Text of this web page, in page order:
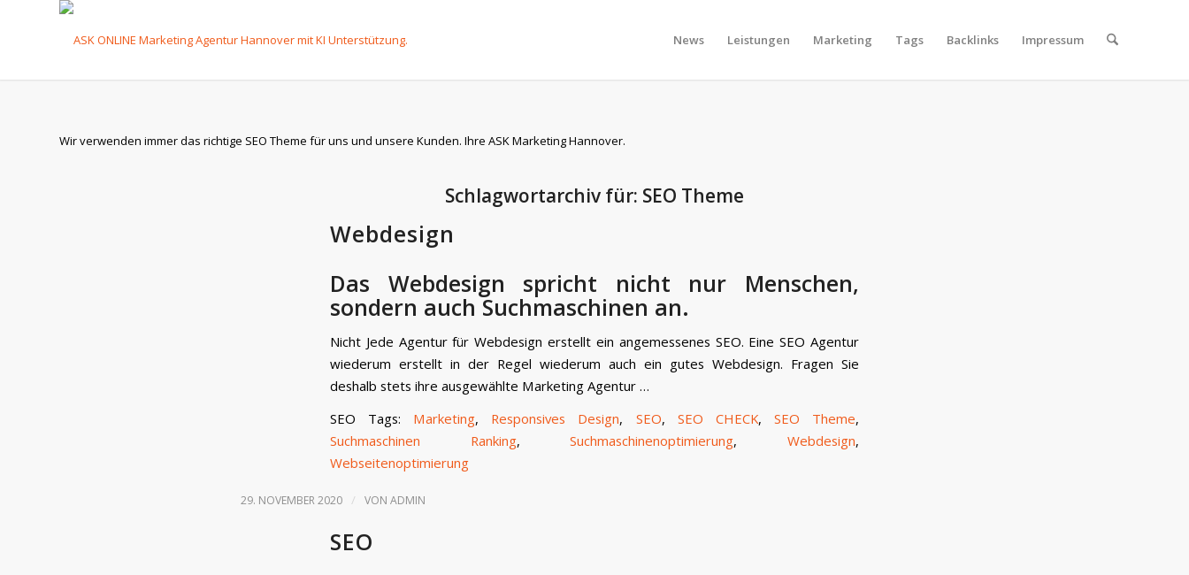
News Leistungen Marketing Tags Backlinks Impressum
Wir verwenden immer das richtige SEO Theme für uns und unsere Kunden. Ihre ASK Marketing Hannover.
Schlagwortarchiv für: SEO Theme
Webdesign
Das Webdesign spricht nicht nur Menschen,
sondern auch Suchmaschinen an.
Nicht Jede Agentur für Webdesign erstellt ein angemessenes SEO. Eine SEO Agentur
wiederum erstellt in der Regel wiederum auch ein gutes Webdesign. Fragen Sie
deshalb stets ihre ausgewählte Marketing Agentur …
SEO Tags: Marketing, Responsives Design, SEO, SEO CHECK, SEO Theme,
Suchmaschinen Ranking,Suchmaschinenoptimierung,Webdesign,
Webseitenoptimierung
29. NOVEMBER 2020 / VON ADMIN
SEO